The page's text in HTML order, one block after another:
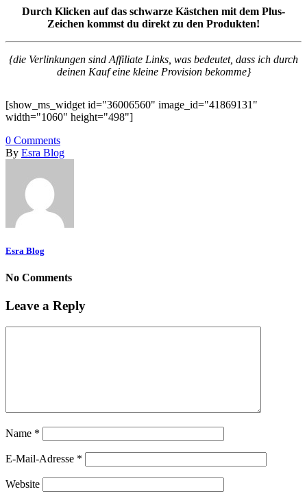
Durch Klicken auf das schwarze Kästchen mit dem Plus-
Zeichen kommst du direkt zu den Produkten!
{die Verlinkungen sind Affiliate Links, was bedeutet, dass ich durch
deinen Kauf eine kleine Provision bekomme}
[show_ms_widget id="36006560" image_id="41869131"
width="1060" height="498"]
0 Comments
By Esra Blog
Esra Blog
No Comments
Leave a Reply
Name *
E-Mail-Adresse *
Website